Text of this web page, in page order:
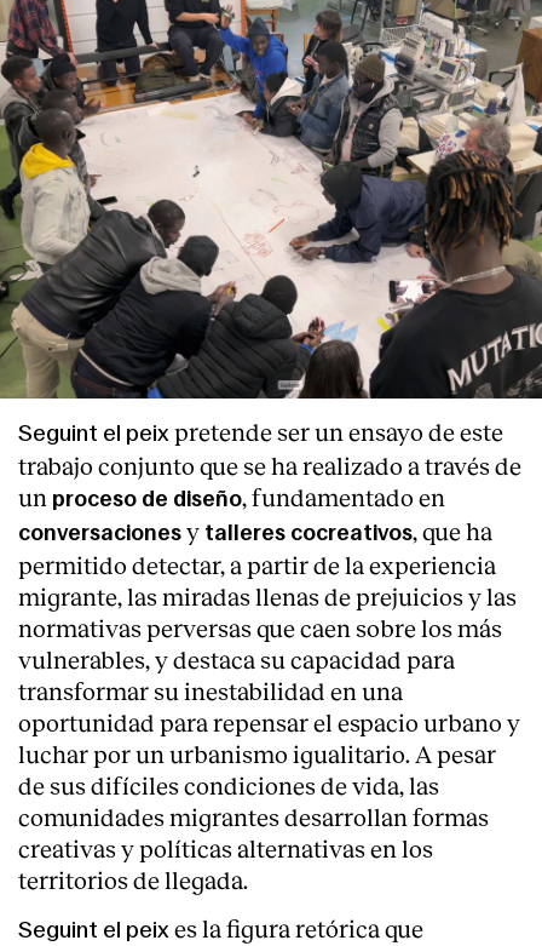
Seguint el peix pretende ser un ensayo de este
trabajo conjunto que se ha realizado a través de
un proceso de diseño, fundamentado en
conversaciones y talleres cocreativos, que ha
permitido detectar, a partir de la experiencia
migrante, las miradas llenas de prejuicios y las
normativas perversas que caen sobre los más
vulnerables, y destaca su capacidad para
transformar su inestabilidad en una
oportunidad para repensar el espacio urbano y
luchar por un urbanismo igualitario. A pesar
de sus difíciles condiciones de vida, las
comunidades migrantes desarrollan formas
creativas y políticas alternativas en los
territorios de llegada.
Seguint el peix es la figura retórica que